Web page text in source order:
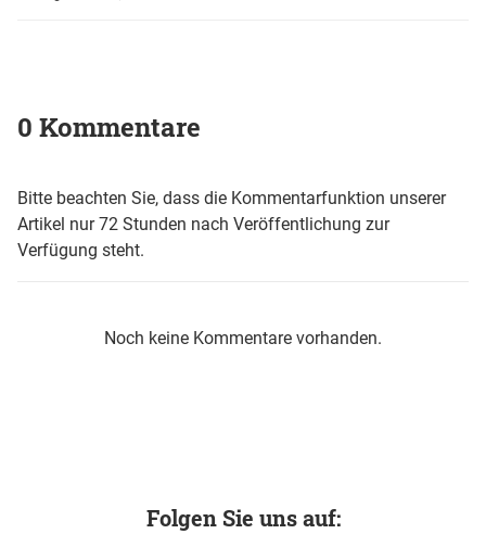
0 Kommentare
Bitte beachten Sie, dass die Kommentarfunktion unserer
Artikel nur 72 Stunden nach Veröffentlichung zur
Verfügung steht.
Noch keine Kommentare vorhanden.
Folgen Sie uns auf: